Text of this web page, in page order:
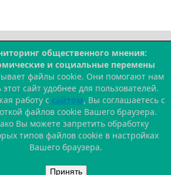
общественного мнения:
и социальные перемены
файлы cookie. Они помогают нам
этот сайт удобнее для пользователей.
работу с сайтом, Вы соглашаетесь с
файлов cookie Вашего браузера.
Вы можете запретить обработку
типов файлов cookie в настройках
Вашего браузера.
Принять